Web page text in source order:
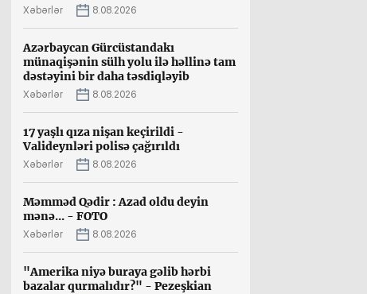
Xəbərlər 8.08.2026
Azərbaycan Gürcüstandakı
münaqişənin sülh yolu ilə həllinə tam
dəstəyini bir daha təsdiqləyib
Xəbərlər 8.08.2026
17 yaşlı qıza nişan keçirildi -
Valideynləri polisə çağırıldı
Xəbərlər 8.08.2026
Məmməd Qədir : Azad oldu deyin
mənə... - FOTO
Xəbərlər 8.08.2026
"Amerika niyə buraya gəlib hərbi
bazalar qurmalıdır?" - Pezeşkian